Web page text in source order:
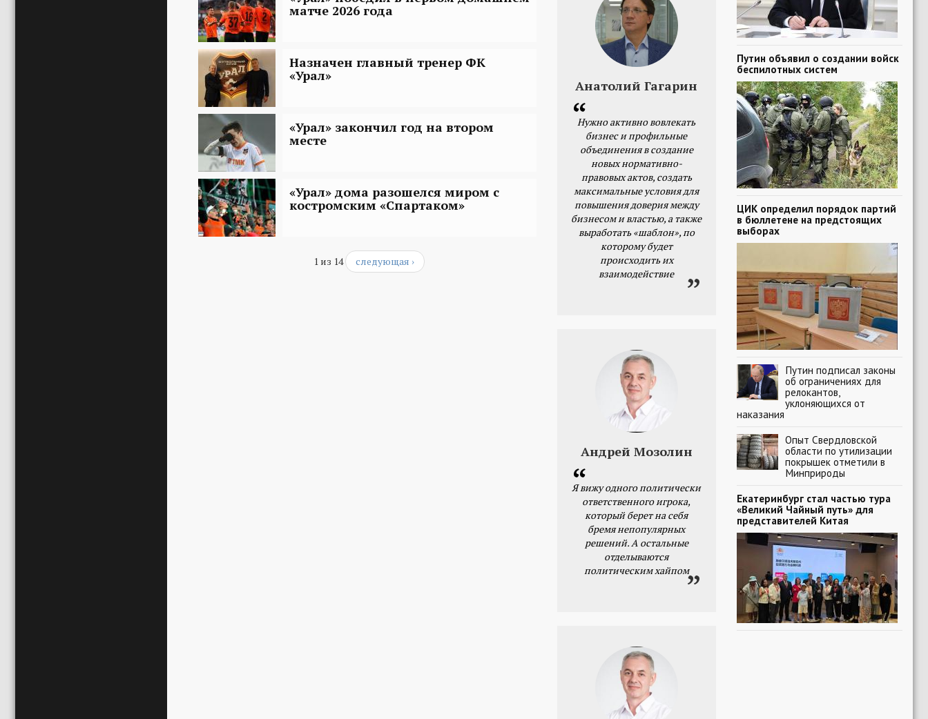
матче 2026 года
Назначен главный тренер ФК
«Урал»
«Урал» закончил год на втором
месте
«Урал» дома разошелся миром с
костромским «Спартаком»
1 из 14 следующая ›
Анатолий Гагарин
Нужно активно вовлекать
бизнес и профильные
объединения в создание
новых нормативно-
правовых актов, создать
максимальные условия для
повышения доверия между
бизнесом и властью, а также
выработать «шаблон», по
которому будет
происходить их
взаимодействие
Андрей Мозолин
Я вижу одного политически
ответственного игрока,
который берет на себя
бремя непопулярных
решений. А остальные
отделываются
политическим хайпом
Путин объявил о создании войск
беспилотных систем
ЦИК определил порядок партий
в бюллетене на предстоящих
выборах
Путин подписал законы
об ограничениях для
релокантов,
уклоняющихся от
наказания
Опыт Свердловской
области по утилизации
покрышек отметили в
Минприроды
Екатеринбург стал частью тура
«Великий Чайный путь» для
представителей Китая